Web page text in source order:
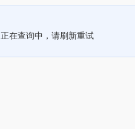
正在查询中，请刷新重试